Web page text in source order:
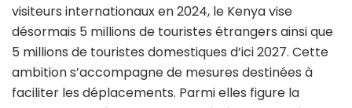
visiteurs internationaux en 2024, le Kenya vise
désormais 5 millions de touristes étrangers ainsi que
5 millions de touristes domestiques d’ici 2027. Cette
ambition s’accompagne de mesures destinées à
faciliter les déplacements. Parmi elles figure la